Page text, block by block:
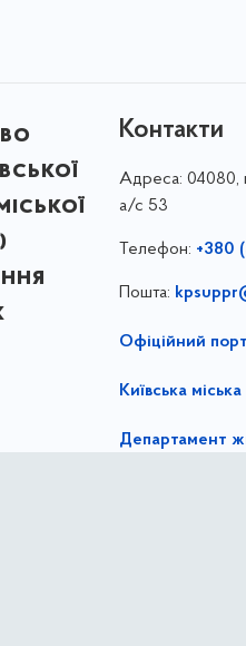
Контакти
Адреса: 04080,
а/с 53
Телефон: +380
Пошта:
Офіційний
Київська
Департамент